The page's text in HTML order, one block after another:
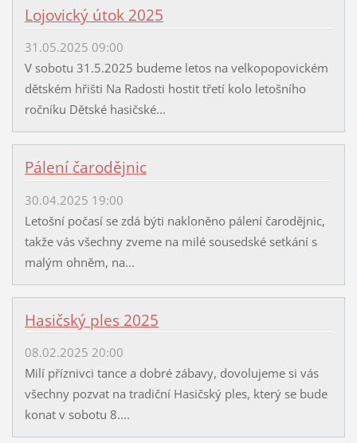
Lojovický útok 2025
31.05.2025 09:00
V sobotu 31.5.2025 budeme letos na velkopopovickém
dětském hřišti Na Radosti hostit třetí kolo letošního
ročníku Dětské hasičské...
Pálení čarodějnic
30.04.2025 19:00
Letošní počasí se zdá býti nakloněno pálení čarodějnic,
takže vás všechny zveme na milé sousedské setkání s
malým ohněm, na...
Hasičský ples 2025
08.02.2025 20:00
Milí příznivci tance a dobré zábavy, dovolujeme si vás
všechny pozvat na tradiční Hasičský ples, který se bude
konat v sobotu 8....